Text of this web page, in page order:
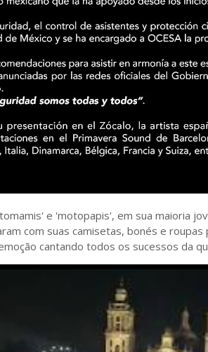
e 'motopapis', em sua maioria
com suas camisetas, bonés e
cantando todos os sucessos da